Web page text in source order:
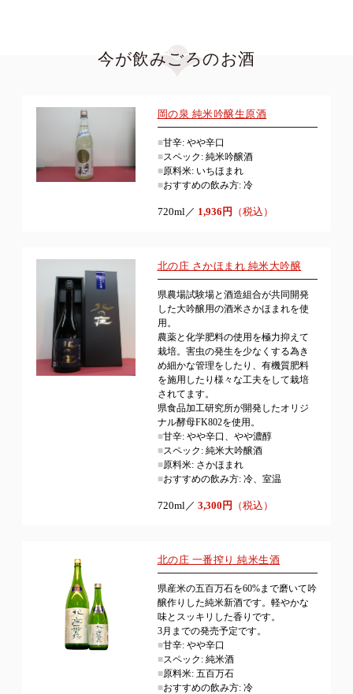
今が飲みごろのお酒
岡の泉 純米吟醸生原酒
■甘辛: やや辛口
■スペック: 純米吟醸酒
■原料米: いちほまれ
■おすすめの飲み方: 冷
720ml／ 1,936円 （税込）
北の庄 さかほまれ 純米大吟醸
県農場試験場と酒造組合が共同開発
した大吟醸用の酒米さかほまれを使
用。
農薬と化学肥料の使用を極力抑えて
栽培。害虫の発生を少なくする為き
め細かな管理をしたり、有機質肥料
を施用したり様々な工夫をして栽培
されてます。
県食品加工研究所が開発したオリジ
ナル酵母FK802を使用。
■甘辛: やや辛口、やや濃醇
■スペック: 純米大吟醸酒
■原料米: さかほまれ
■おすすめの飲み方: 冷、室温
720ml／ 3,300円 （税込）
北の庄 一番搾り 純米生酒
県産米の五百万石を60%まで磨いて吟
醸作りした純米新酒です。軽やかな
味とスッキリした香りです。
3月までの発売予定です。
■甘辛: やや辛口
■スペック: 純米酒
■原料米: 五百万石
■おすすめの飲み方: 冷